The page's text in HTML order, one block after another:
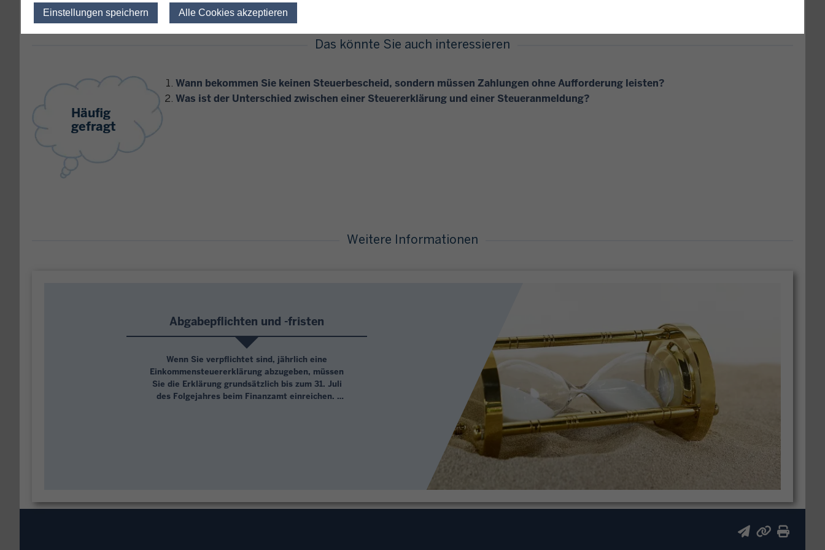
Einstellungen speichern Alle Cookies akzeptieren
einzulegen.
Das könnte Sie auch interessieren
Häufig
gefragt
Wann bekommen Sie keinen Steuerbescheid, sondern müssen Zahlungen ohne Aufforderung leisten?
Was ist der Unterschied zwischen einer Steuererklärung und einer Steueranmeldung?
Weitere Informationen
Abgabepflichten und -fristen
Wenn Sie verpflichtet sind, jährlich eine
Einkommensteuererklärung abzugeben, müssen
Sie die Erklärung grundsätzlich bis zum 31. Juli
des Folgejahres beim Finanzamt einreichen.